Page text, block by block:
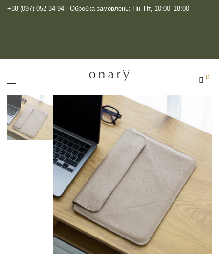
+38 (097) 052 34 94 · Обробка замовлень: Пн–Пт, 10:00–18:00
0